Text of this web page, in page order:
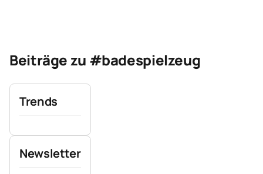
Beiträge zu #badespielzeug
Trends
Newsletter